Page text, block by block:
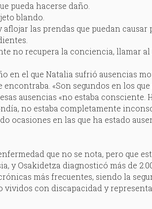
pueda hacerse daño.
blando.
las prendas que puedan causar
no recupera la conciencia, llamar al
en el que Natalia sufrió ausencias
«Son segundos en los
ausencias «no estaba consciente.
no estaba completamente
ocasiones en las que ha estado
que no se nota, pero que
y Osakidetza diagnosticó más de
más frecuentes, siendo la
con discapacidad y